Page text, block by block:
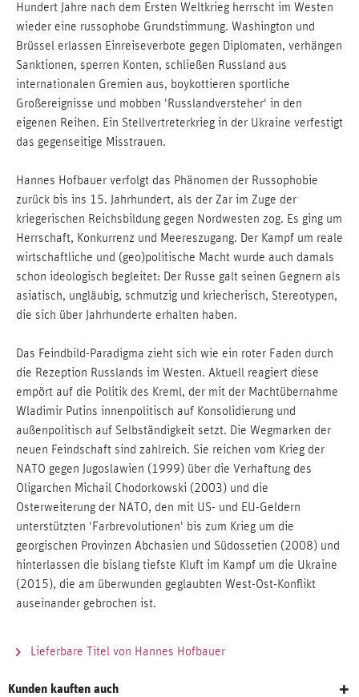
Hundert Jahre nach dem Ersten Weltkrieg herrscht im Westen
wieder eine russophobe Grundstimmung. Washington und
Brüssel erlassen Einreiseverbote gegen Diplomaten, verhängen
Sanktionen, sperren Konten, schließen Russland aus
internationalen Gremien aus, boykottieren sportliche
Großereignisse und mobben 'Russlandversteher' in den
eigenen Reihen. Ein Stellvertreterkrieg in der Ukraine verfestigt
das gegenseitige Misstrauen.
Hannes Hofbauer verfolgt das Phänomen der Russophobie
zurück bis ins 15. Jahrhundert, als der Zar im Zuge der
kriegerischen Reichsbildung gegen Nordwesten zog. Es ging um
Herrschaft, Konkurrenz und Meereszugang. Der Kampf um reale
wirtschaftliche und (geo)politische Macht wurde auch damals
schon ideologisch begleitet: Der Russe galt seinen Gegnern als
asiatisch, ungläubig, schmutzig und kriecherisch, Stereotypen,
die sich über Jahrhunderte erhalten haben.
Das Feindbild-Paradigma zieht sich wie ein roter Faden durch
die Rezeption Russlands im Westen. Aktuell reagiert diese
empört auf die Politik des Kreml, der mit der Machtübernahme
Wladimir Putins innenpolitisch auf Konsolidierung und
außenpolitisch auf Selbständigkeit setzt. Die Wegmarken der
neuen Feindschaft sind zahlreich. Sie reichen vom Krieg der
NATO gegen Jugoslawien (1999) über die Verhaftung des
Oligarchen Michail Chodorkowski (2003) und die
Osterweiterung der NATO, den mit US- und EU-Geldern
unterstützten 'Farbrevolutionen' bis zum Krieg um die
georgischen Provinzen Abchasien und Südossetien (2008) und
hinterlassen die bislang tiefste Kluft im Kampf um die Ukraine
(2015), die am überwunden geglaubten West-Ost-Konflikt
auseinander gebrochen ist.
Lieferbare Titel von Hannes Hofbauer
Kunden kauften auch